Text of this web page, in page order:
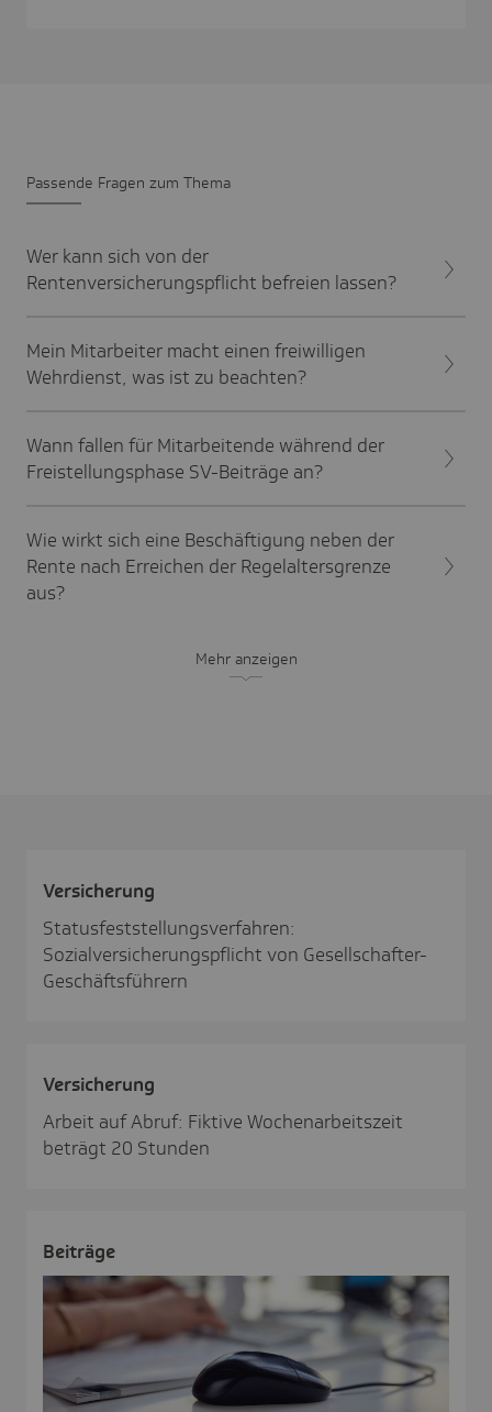
Passende Fragen zum Thema
Wer kann sich von der
Rentenversicherungspflicht befreien lassen?
Mein Mitarbeiter macht einen freiwilligen
Wehrdienst, was ist zu beachten?
Wann fallen für Mitarbeitende während der
Freistellungsphase SV-Beiträge an?
Wie wirkt sich eine Beschäftigung neben der
Rente nach Erreichen der Regelaltersgrenze
aus?
Mehr anzeigen
Versi­che­rung
Statusfeststellungsverfahren:
Sozialversicherungspflicht von Gesellschafter-
Geschäftsführern
Versi­che­rung
Arbeit auf Abruf: Fiktive Wochenarbeitszeit
beträgt 20 Stunden
Beiträge